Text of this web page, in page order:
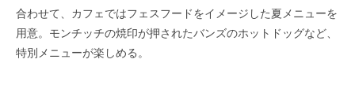
合わせて、カフェではフェスフードをイメージした夏メニューを
用意。モンチッチの焼印が押されたバンズのホットドッグなど、
特別メニューが楽しめる。